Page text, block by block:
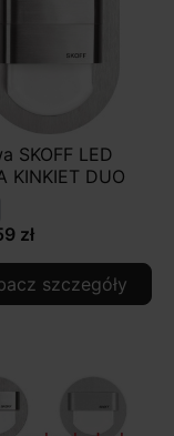
SKOFF LED
KINKIET DUO
zł
szczegóły